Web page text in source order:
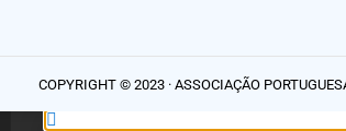
COPYRIGHT © 2023 · ASSOCIAÇÃO